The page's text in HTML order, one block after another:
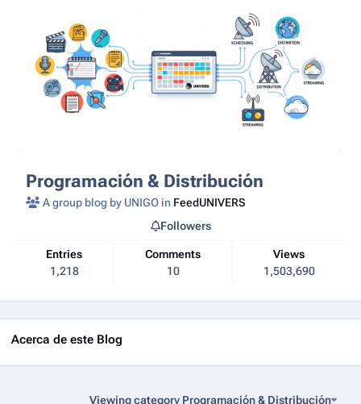
Programación & Distribución
A group blog by UNIGO in FeedUNIVERS
Entries
1,218
Comments
10
Views
1,503,690
Followers
Acerca de este Blog
Viewing category Programación & Distribución